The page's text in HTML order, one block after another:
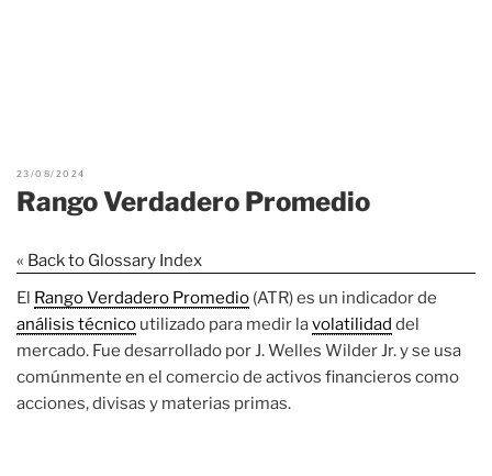
23/08/2024
Rango Verdadero Promedio
« Back to Glossary Index
El Rango Verdadero Promedio (ATR) es un indicador de
análisis técnico utilizado para medir lavolatilidad del
mercado. Fue desarrollado por J. Welles Wilder Jr. y se usa
comúnmente en el comercio de activos financieros como
acciones, divisas y materias primas.